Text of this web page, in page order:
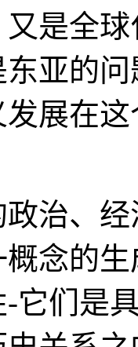
是全
亚的
展在
治、
念的
-它们是